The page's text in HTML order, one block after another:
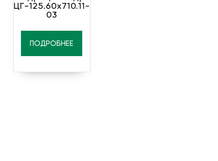
ЦГ-125.60х710.11-
03
ПОДРОБНЕЕ